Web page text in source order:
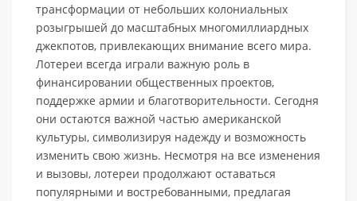
трансформации от небольших колониальных
розыгрышей до масштабных многомиллиардных
джекпотов, привлекающих внимание всего мира.
Лотереи всегда играли важную роль в
финансировании общественных проектов,
поддержке армии и благотворительности. Сегодня
они остаются важной частью американской
культуры, символизируя надежду и возможность
изменить свою жизнь. Несмотря на все изменения
и вызовы, лотереи продолжают оставаться
популярными и востребованными, предлагая